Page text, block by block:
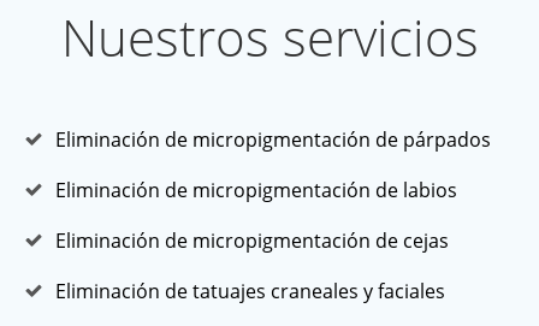
Nuestros servicios
Eliminación de micropigmentación de párpados
Eliminación de micropigmentación de labios
Eliminación de micropigmentación de cejas
Eliminación de tatuajes craneales y faciales